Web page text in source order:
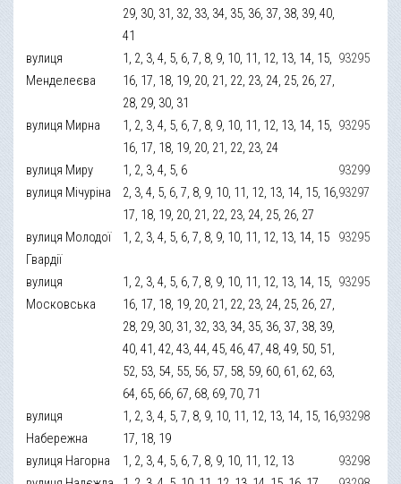
29, 30, 31, 32, 33, 34, 35, 36, 37, 38, 39, 40,
41
вулиця
Менделеєва
1, 2, 3, 4, 5, 6, 7, 8, 9, 10, 11, 12, 13, 14, 15,
16, 17, 18, 19, 20, 21, 22, 23, 24, 25, 26, 27,
28, 29, 30, 31
93295
вулиця Мирна
1, 2, 3, 4, 5, 6, 7, 8, 9, 10, 11, 12, 13, 14, 15,
16, 17, 18, 19, 20, 21, 22, 23, 24
93295
вулиця Миру 1, 2, 3, 4, 5, 6
93299
вулиця Мічуріна
2, 3, 4, 5, 6, 7, 8, 9, 10, 11, 12, 13, 14, 15, 16,
17, 18, 19, 20, 21, 22, 23, 24, 25, 26, 27
93297
вулиця Молодої
Гвардії
1, 2, 3, 4, 5, 6, 7, 8, 9, 10, 11, 12, 13, 14, 15 93295
вулиця
Московська
1, 2, 3, 4, 5, 6, 7, 8, 9, 10, 11, 12, 13, 14, 15,
16, 17, 18, 19, 20, 21, 22, 23, 24, 25, 26, 27,
28, 29, 30, 31, 32, 33, 34, 35, 36, 37, 38, 39,
40, 41, 42, 43, 44, 45, 46, 47, 48, 49, 50, 51,
52, 53, 54, 55, 56, 57, 58, 59, 60, 61, 62, 63,
64, 65, 66, 67, 68, 69, 70, 71
93295
вулиця
Набережна
1, 2, 3, 4, 5, 7, 8, 9, 10, 11, 12, 13, 14, 15, 16,
17, 18, 19
93298
вулиця Нагорна 1, 2, 3, 4, 5, 6, 7, 8, 9, 10, 11, 12, 13
93298